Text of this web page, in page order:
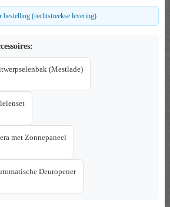
bestelling (rechtstreekse levering)
(Mestlade)
met Zonnepaneel
Deuropener